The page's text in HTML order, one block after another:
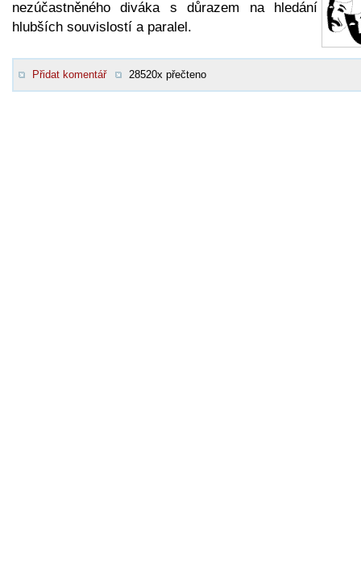
nezúčastněného diváka s důrazem na hledání
hlubších souvislostí a paralel.
Přidat komentář 28520x přečteno